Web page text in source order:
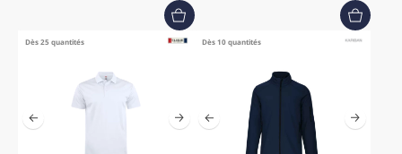
Dès 25 quantités Dès 10 quantités